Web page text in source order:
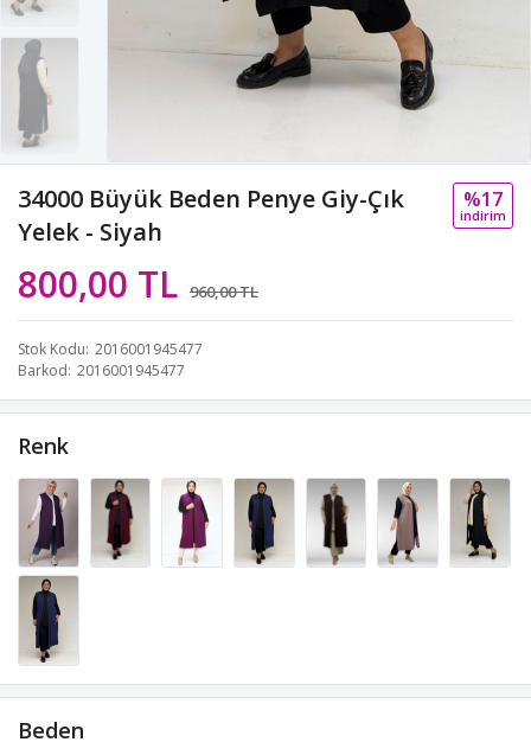
34000 Büyük Beden Penye Giy-Çık
Yelek - Siyah
800,00 TL 960,00 TL
%17
i̇ndi̇ri̇m
Stok Kodu 2016001945477
Barkod 2016001945477
Renk
Beden